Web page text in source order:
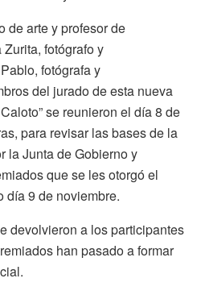
de arte y profesor de
fotógrafo y
fotógrafa y
del jurado de esta nueva
se reunieron el día 8 de
para revisar las bases de la
la Junta de Gobierno y
que se les otorgó el
día 9 de noviembre.
devolvieron a los participantes
han pasado a formar